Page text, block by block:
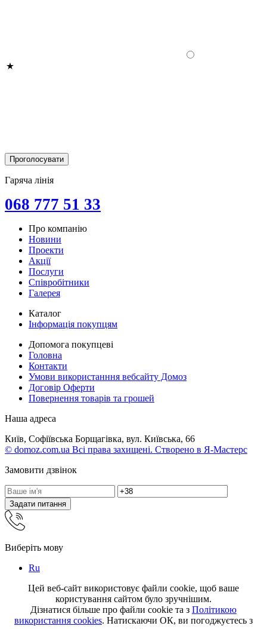
Гаряча лінія
068 777 51 33
Про компанію
Новини
Проекти
Акції
Послуги
Співробітники
Галерея
Каталог
Інформація покупцям
Допомога покупцеві
Головна
Контакти
Умови використанння вебсайту Домоз
Договір Оферти
Повернення товарів та грошей
Наша адреса
Київ, Софіївська Борщагівка, вул. Київська, 66
© domoz.com.ua Всі права захищені. Створено в Я-Мастерс
Замовити дзвінок
Задати питання
Виберіть мову
Ru
Цей веб-сайт використовує файли cookie, щоб ваше
користування сайтом було зручнішим.
Дізнатися більше про файли cookie та з Політикою
використання cookies. Натискаючи ОК, ви погоджуєтесь з